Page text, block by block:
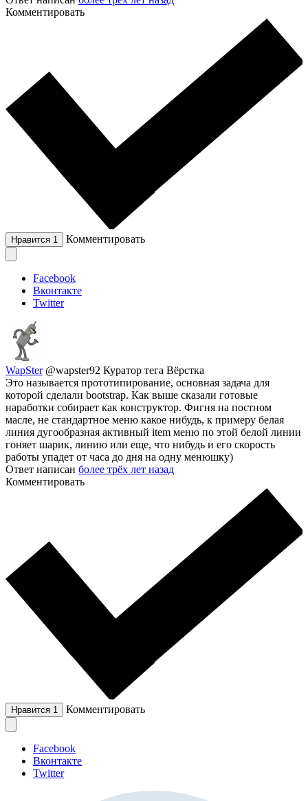
Комментировать
Нравится 1 Комментировать
Facebook
Вконтакте
Twitter
WapSter @wapster92 Куратор тега Вёрстка
Это называется прототипирование, основная задача для
которой сделали bootstrap. Как выше сказали готовые
наработки собирает как конструктор. Фигня на постном
масле, не стандартное меню какое нибудь, к примеру белая
линия дугообразная активный item меню по этой белой линии
гоняет шарик, линию или еще, что нибудь и его скорость
работы упадет от часа до дня на одну менюшку)
Ответ написан более трёх лет назад
Комментировать
Нравится 1 Комментировать
Facebook
Вконтакте
Twitter